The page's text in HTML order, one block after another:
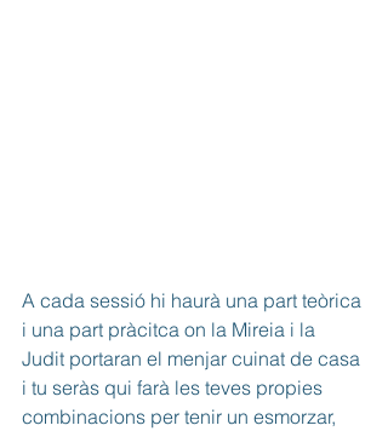
A cada sessió hi haurà una part teòrica
i una part pràcitca on la Mireia i la
Judit portaran el menjar cuinat de casa
i tu seràs qui farà les teves propies
combinacions per tenir un esmorzar,